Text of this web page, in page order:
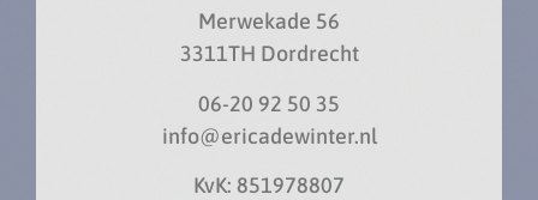
Merwekade 56
3311TH Dordrecht
06-20 92 50 35
info@ericadewinter.nl
KvK: 851978807